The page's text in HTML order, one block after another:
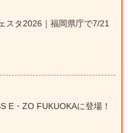
スタ2026｜福岡県庁で7/21
E・ZO FUKUOKAに登場！